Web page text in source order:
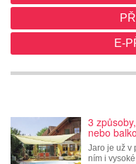
E-
3
nebo
Jaro je už v
ním i